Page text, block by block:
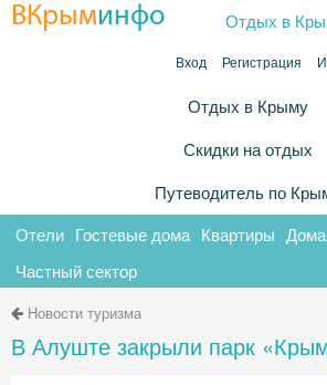
ВКрыминфо Отдых в
Вход Регистрация
Отдых в Крыму
Скидки на отдых
Путеводитель по
Отели Гостевые дома Квартиры Дома
Частный сектор
Новости туризма
В Алуште закрыли парк